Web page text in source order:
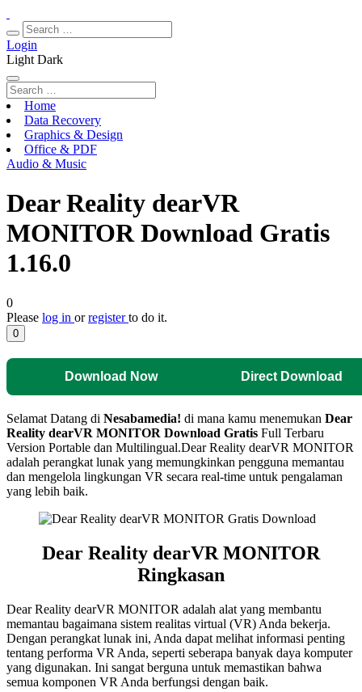
Login
Light Dark
Home
Data Recovery
Graphics & Design
Office & PDF
Audio & Music
Dear Reality dearVR
MONITOR Download Gratis
1.16.0
0
Please log in orregisterto do it.
0
Download Now Direct Download
Selamat Datang di Nesabamedia! di mana kamu menemukan Dear
Reality dearVR MONITOR Download Gratis Full Terbaru
Version Portable dan Multilingual.Dear Reality dearVR MONITOR
adalah perangkat lunak yang memungkinkan pengguna memantau
dan mengelola lingkungan VR secara real-time untuk pengalaman
yang lebih baik.
Dear Reality dearVR MONITOR
Ringkasan
Dear Reality dearVR MONITOR adalah alat yang membantu
memantau bagaimana sistem realitas virtual (VR) Anda bekerja.
Dengan perangkat lunak ini, Anda dapat melihat informasi penting
tentang performa VR Anda, seperti seberapa banyak daya komputer
yang digunakan. Ini sangat berguna untuk memastikan bahwa
semua komponen VR Anda berfungsi dengan baik.